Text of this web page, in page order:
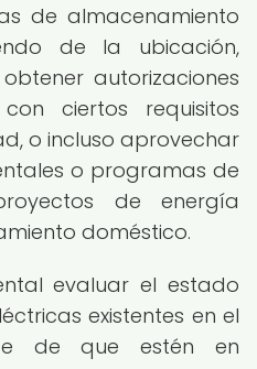
de almacenamiento
de la ubicación,
autorizaciones
ciertos requisitos
o incluso aprovechar
o programas de
de energía
doméstico.
evaluar el estado
existentes en el
de que estén en